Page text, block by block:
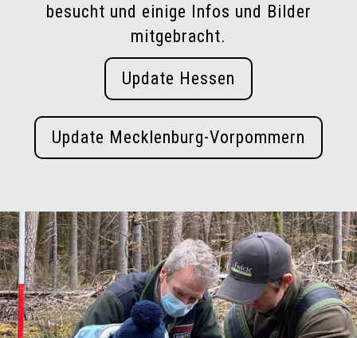
besucht und einige Infos und Bilder
mitgebracht.
Update Hessen
Update Mecklenburg-Vorpommern